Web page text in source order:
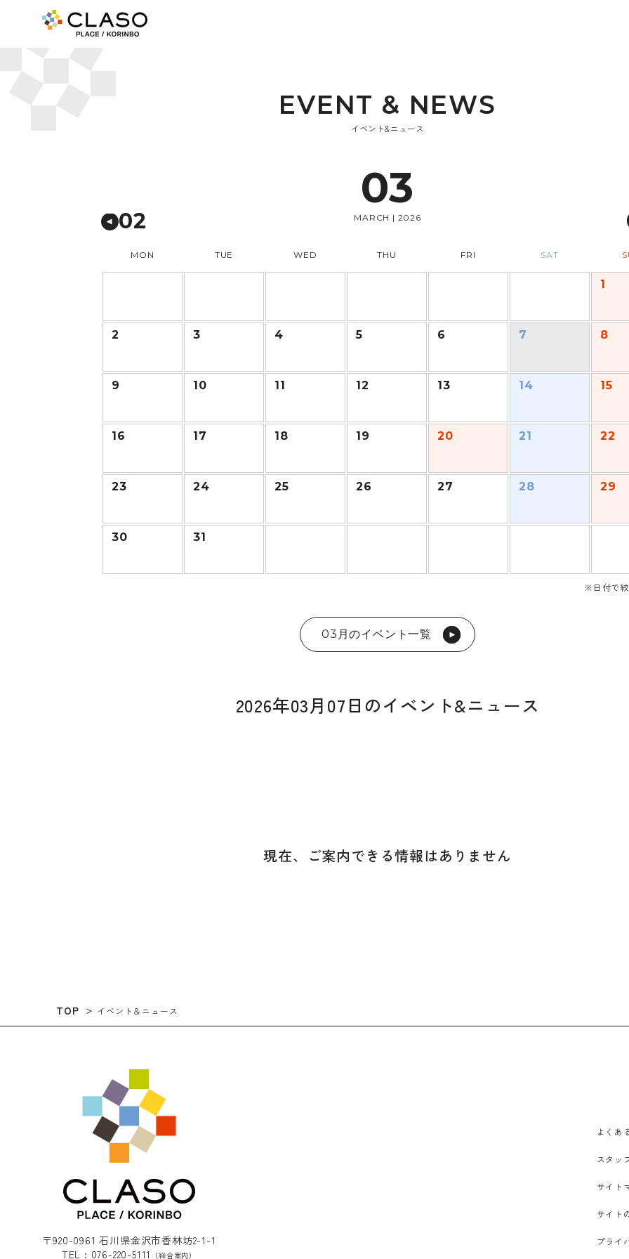
EVENT & NEWS
イベント&ニュース
03
MARCH | 2026
02
MON TUE WED THU FRI SAT
1
2 3 4 5 6 7 8
9 10 11 12 13 14 15
16 17 18 19 20 21 22
23 24 25 26 27 28 29
30 31
※日付で
03月のイベント一覧
2026年03月07日のイベント&ニュース
現在、ご案内できる情報はありません
TOP イベント＆ニュース
〒920-0961 石川県金沢市香林坊2-1-1
TEL : 076-220-5111
（総合案内）
よくあ
スタッ
サイト
サイト
プライ